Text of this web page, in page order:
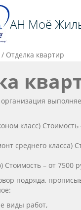
АН Моё
/ Отделка квартир
класс) Стоимость
среднего класса)
Стоимость – от 7500
подряда,
виды работ,